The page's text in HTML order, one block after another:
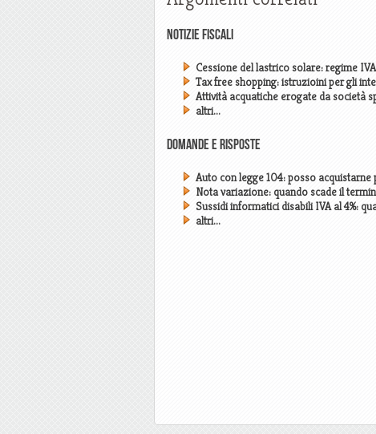
Notizie Fiscali
Cessione del lastrico solare: regime
Tax free shopping: istruzioini per gli
Attività acquatiche erogate da società
altri...
Domande e risposte
Auto con legge 104: posso acquistarne
Nota variazione: quando scade il
Sussidi informatici disabili IVA al 4%:
altri...